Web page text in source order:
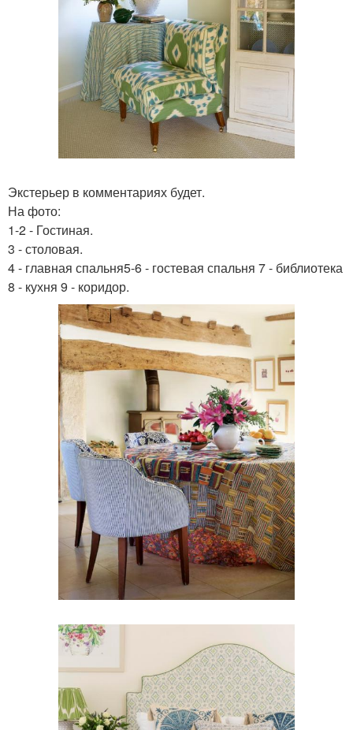
Экстерьер в комментариях будет.
На фото:
1-2 - Гостиная.
3 - столовая.
4 - главная спальня5-6 - гостевая спальня 7 - библиотека
8 - кухня 9 - коридор.